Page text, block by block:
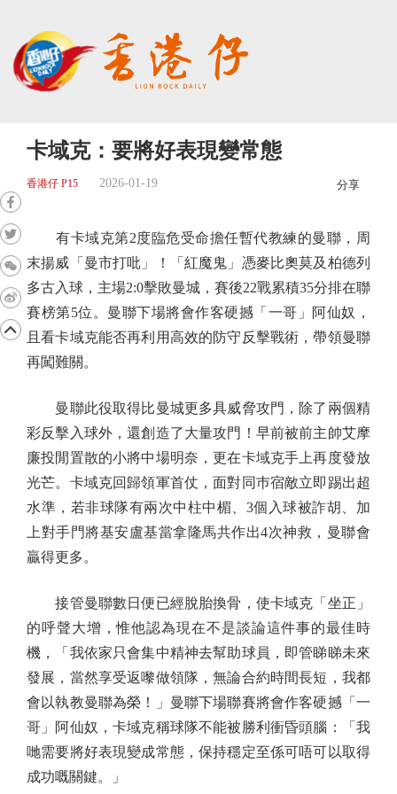
卡域克：要將好表現變常態
香港仔 P15 2026-01-19 分享
有卡域克第2度臨危受命擔任暫代教練的曼聯，周
末揚威「曼市打吡」！「紅魔鬼」憑麥比奧莫及柏德列
多古入球，主場2:0擊敗曼城，賽後22戰累積35分排在聯
賽榜第5位。曼聯下場將會作客硬撼「一哥」阿仙奴，
且看卡域克能否再利用高效的防守反擊戰術，帶領曼聯
再闖難關。
曼聯此役取得比曼城更多具威脅攻門，除了兩個精
彩反擊入球外，還創造了大量攻門！早前被前主帥艾摩
廉投閒置散的小將中場明奈，更在卡域克手上再度發放
光芒。卡域克回歸領軍首仗，面對同巿宿敵立即踢出超
水準，若非球隊有兩次中柱中楣、3個入球被詐胡、加
上對手門將基安盧基當拿隆馬共作出4次神救，曼聯會
贏得更多。
接管曼聯數日便已經脫胎換骨，使卡域克「坐正」
的呼聲大增，惟他認為現在不是談論這件事的最佳時
機，「我依家只會集中精神去幫助球員，即管睇睇未來
發展，當然享受返嚟做領隊，無論合約時間長短，我都
會以執教曼聯為榮！」曼聯下場聯賽將會作客硬撼「一
哥」阿仙奴，卡域克稱球隊不能被勝利衝昏頭腦：「我
哋需要將好表現變成常態，保持穩定至係可唔可以取得
成功嘅關鍵。」